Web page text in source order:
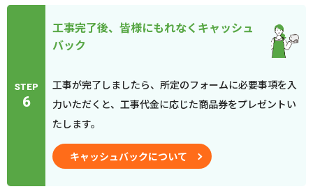
STEP
6
工事完了後、皆様にもれなくキャッシュ
バック
工事が完了しましたら、所定のフォームに必要事項を入
力いただくと、工事代金に応じた商品券をプレゼントい
たします。
キャッシュバックについて